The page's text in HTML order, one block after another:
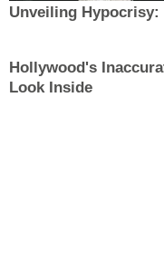
Unveiling Hypocrisy:
Hollywood's
Look Inside